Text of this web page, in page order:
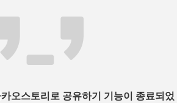
오스토리로 공유하기 기능이 종료되었